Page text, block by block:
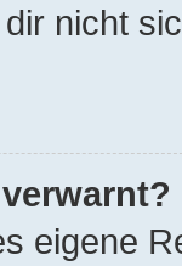
nicht
eigene